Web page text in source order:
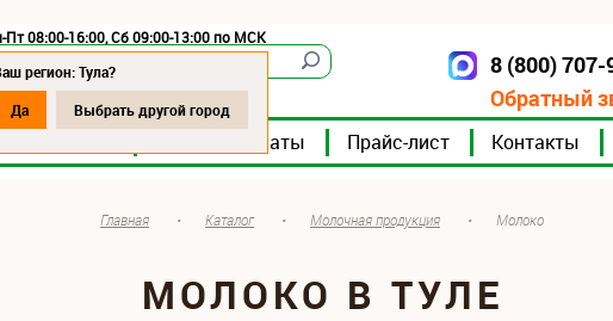
Пт 08:00-16:00, Сб 09:00-13:00 по МСК
Мясокомбинаты Прайс-лист Контакты
8 (800) 707-
Обратный
регион: Тула?
Да
Выбрать другой город
Главная • Каталог • Молочная продукция • Молоко
МОЛОКО В ТУЛЕ